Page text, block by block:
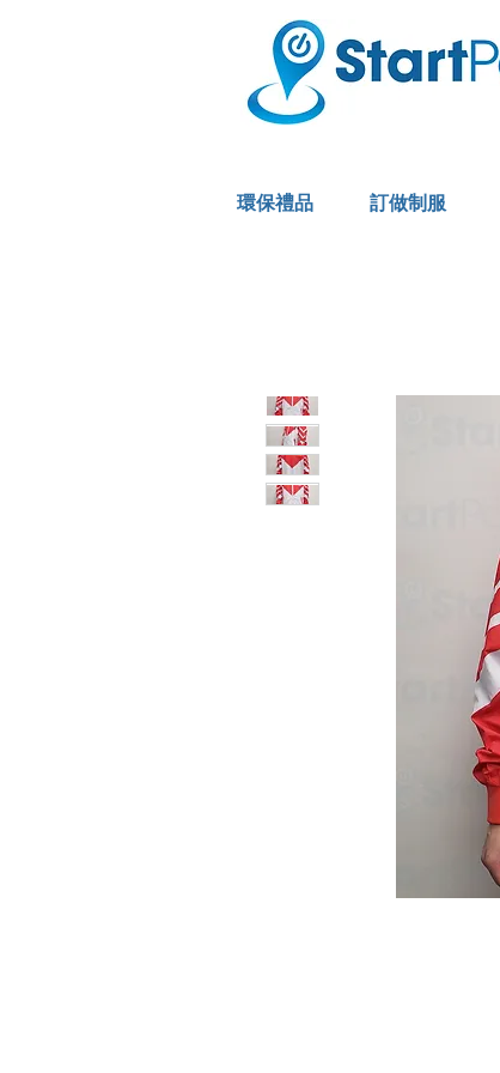
環保禮品 訂做制服